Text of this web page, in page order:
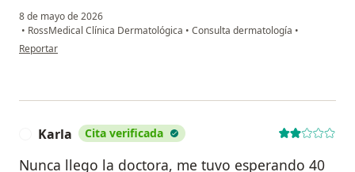
8 de mayo de 2026
• RossMedical Clínica Dermatológica • Consulta dermatología •
en opinión del usuario La paciente
Reportar
Karla Cita verificada
Nunca llego la doctora, me tuvo esperando 40